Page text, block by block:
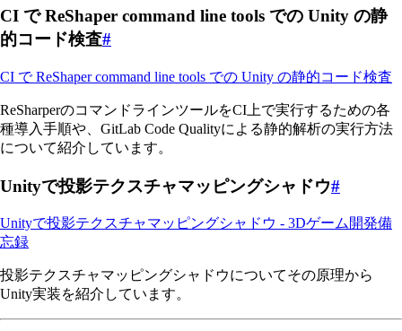
CI で ReShaper command line tools での Unity の静
的コード検査#
CI で ReShaper command line tools での Unity の静的コード検査
ReSharperのコマンドラインツールをCI上で実行するための各
種導入手順や、GitLab Code Qualityによる静的解析の実行方法
について紹介しています。
Unityで投影テクスチャマッピングシャドウ#
Unityで投影テクスチャマッピングシャドウ - 3Dゲーム開発備
忘録
投影テクスチャマッピングシャドウについてその原理から
Unity実装を紹介しています。